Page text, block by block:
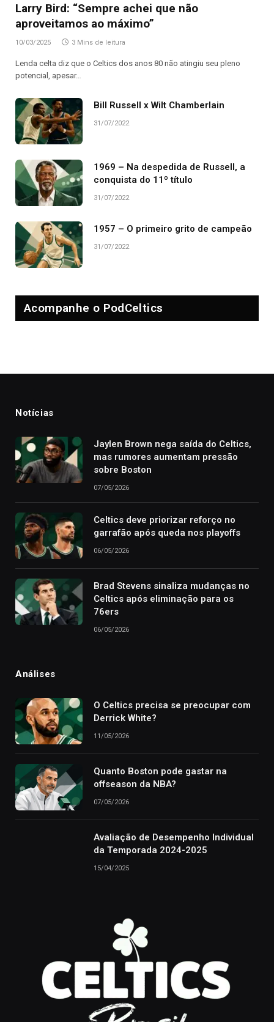
Larry Bird: “Sempre achei que não
aproveitamos ao máximo”
10/03/2025 3 Mins de leitura
Lenda celta diz que o Celtics dos anos 80 não atingiu seu pleno
potencial, apesar…
Bill Russell x Wilt Chamberlain
31/07/2022
1969 – Na despedida de Russell, a
conquista do 11º título
31/07/2022
1957 – O primeiro grito de campeão
31/07/2022
Acompanhe o PodCeltics
Notícias
Jaylen Brown nega saída do Celtics,
mas rumores aumentam pressão
sobre Boston
07/05/2026
Celtics deve priorizar reforço no
garrafão após queda nos playoffs
06/05/2026
Brad Stevens sinaliza mudanças no
Celtics após eliminação para os
76ers
06/05/2026
Análises
O Celtics precisa se preocupar com
Derrick White?
11/05/2026
Quanto Boston pode gastar na
offseason da NBA?
07/05/2026
Avaliação de Desempenho Individual
da Temporada 2024-2025
15/04/2025